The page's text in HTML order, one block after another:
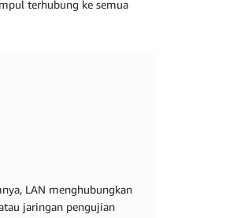
terhubung ke semua
LAN menghubungkan
jaringan pengujian